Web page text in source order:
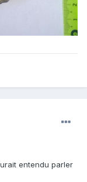
entendu parler